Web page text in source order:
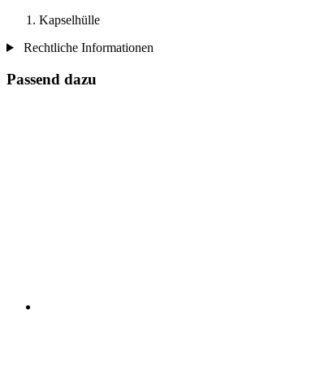
Kapselhülle
Rechtliche Informationen
Passend dazu